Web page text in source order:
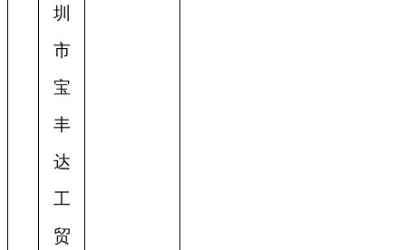
圳
市
宝
丰
达
工
贸